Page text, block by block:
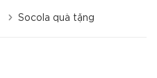
Socola quà tặng